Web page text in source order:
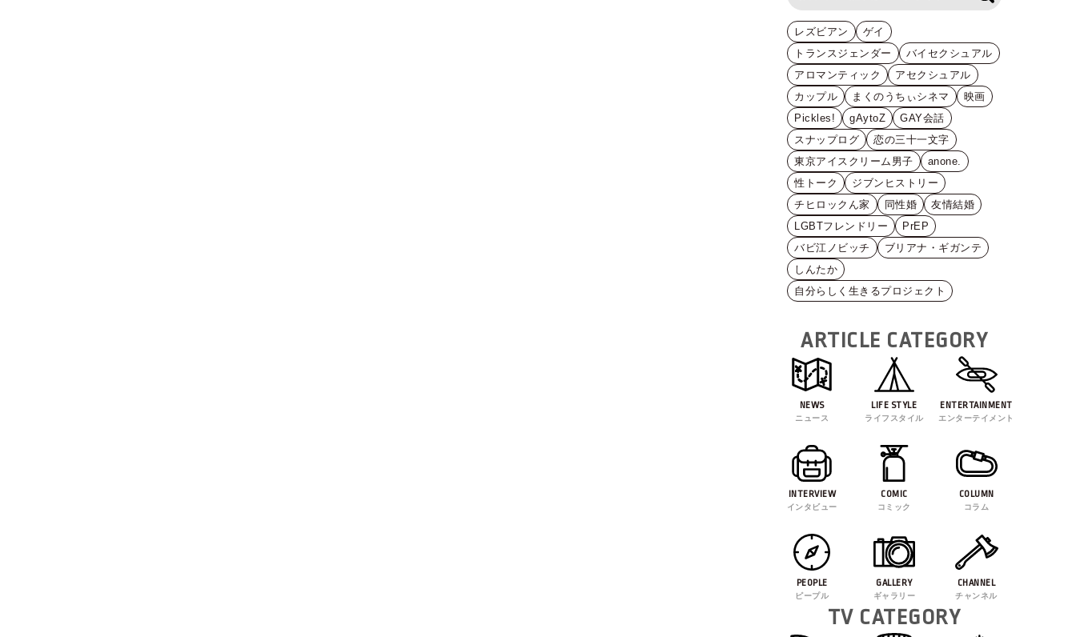
レズビアン
ゲイ
トランスジェンダー
バイセクシュアル
アロマンティック
アセクシュアル
カップル
まくのうちぃシネマ
映画
Pickles!
gAytoZ
GAY会話
スナップログ
恋の三十一文字
東京アイスクリーム男子
anone.
性トーク
ジブンヒストリー
チヒロックん家
同性婚
友情結婚
LGBTフレンドリー
PrEP
バビ江ノビッチ
ブリアナ・ギガンテ
しんたか
自分らしく生きるプロジェクト
ARTICLE CATEGORY
NEWS
ニュース
LIFE STYLE
ライフスタイル
ENTERTAINMENT
エンターテイメント
INTERVIEW
インタビュー
COMIC
コミック
COLUMN
コラム
PEOPLE
ピープル
GALLERY
ギャラリー
CHANNEL
チャンネル
TV CATEGORY